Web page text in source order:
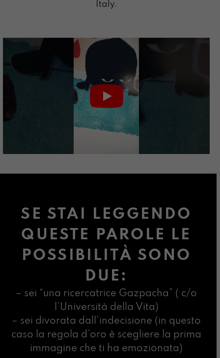
Italy.
SE STAI LEGGENDO
QUESTE PAROLE LE
POSSIBILITÀ SONO
DUE:
– sei “una ricercatrice Gazpacha” ( c/o
l’Università della Vita)
– sei divorata dall’indecisione (in questo
caso la regola d’oro è scegliere la prima
immagine che ti ha emozionata)